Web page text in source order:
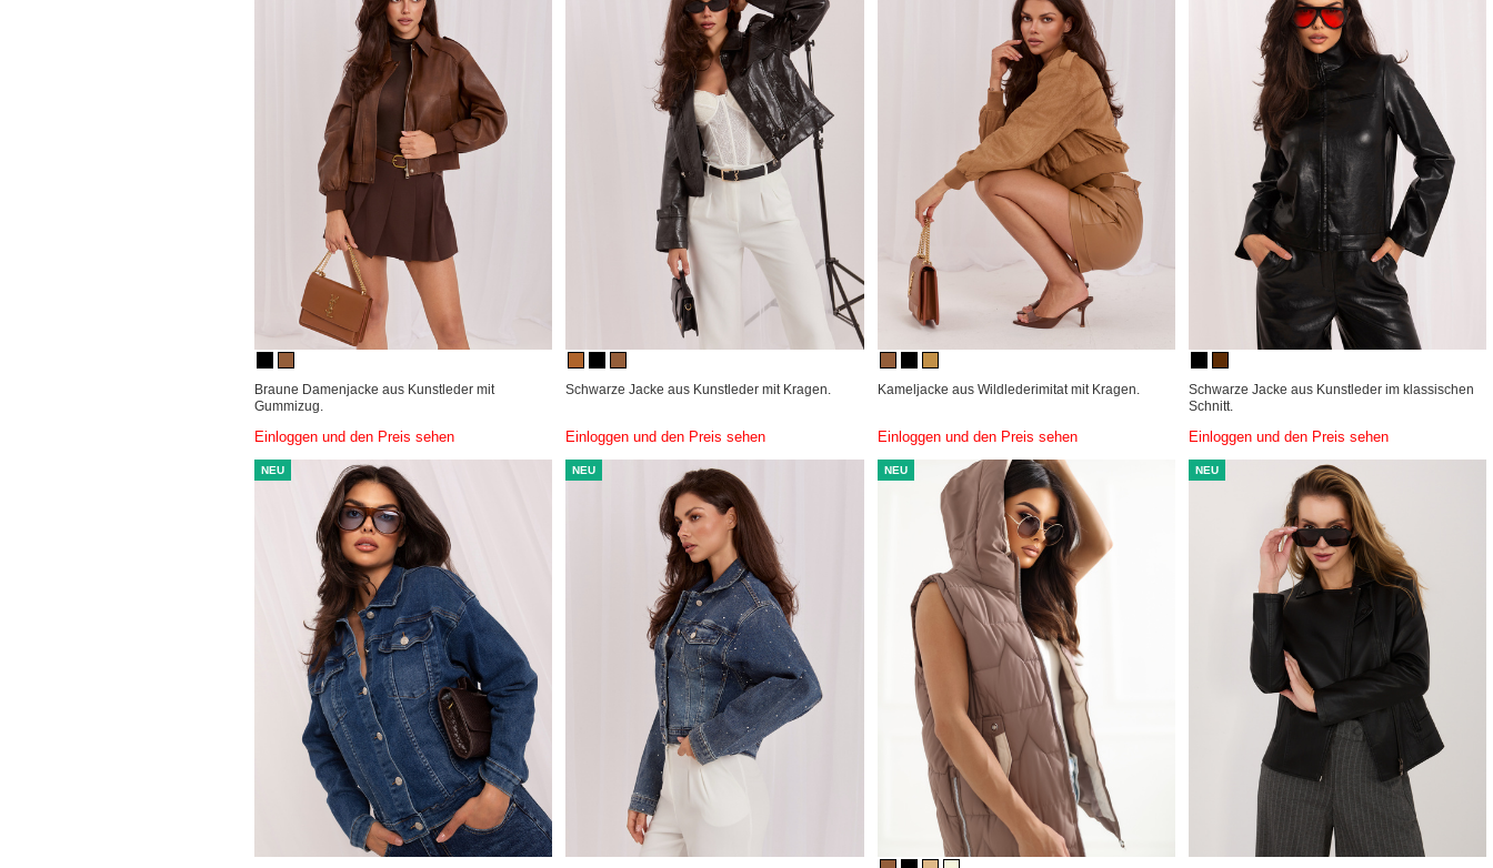
Braune Damenjacke aus Kunstleder mit
Gummizug.
Einloggen und den Preis sehen
Schwarze Jacke aus Kunstleder mit Kragen.
Einloggen und den Preis sehen
Kameljacke aus Wildlederimitat mit Kragen.
Einloggen und den Preis sehen
Schwarze Jacke aus Kunstleder im klassischen
Schnitt.
Einloggen und den Preis sehen
NEU NEU NEU NEU